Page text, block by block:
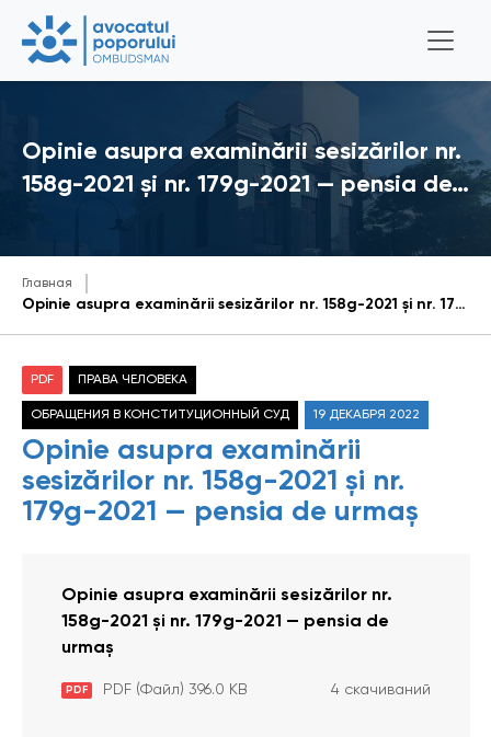
Opinie asupra examinării sesizărilor nr.
158g-2021 și nr. 179g-2021 — pensia de…
Главная
Opinie asupra examinării sesizărilor nr. 158g-2021 și nr. 179g-2021 - pensia de urmaș
PDF ПРАВА ЧЕЛОВЕКА
ОБРАЩЕНИЯ В КОНСТИТУЦИОННЫЙ СУД 19 ДЕКАБРЯ 2022
Opinie asupra examinării
sesizărilor nr. 158g-2021 și nr.
179g-2021 — pensia de urmaș
Opinie asupra examinării sesizărilor nr.
158g-2021 și nr. 179g-2021 — pensia de
urmaș
PDF PDF (Файл) 396.0 KB 4 скачиваний